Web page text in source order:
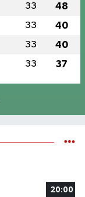
33 48
33 40
33 40
33 37
20:00